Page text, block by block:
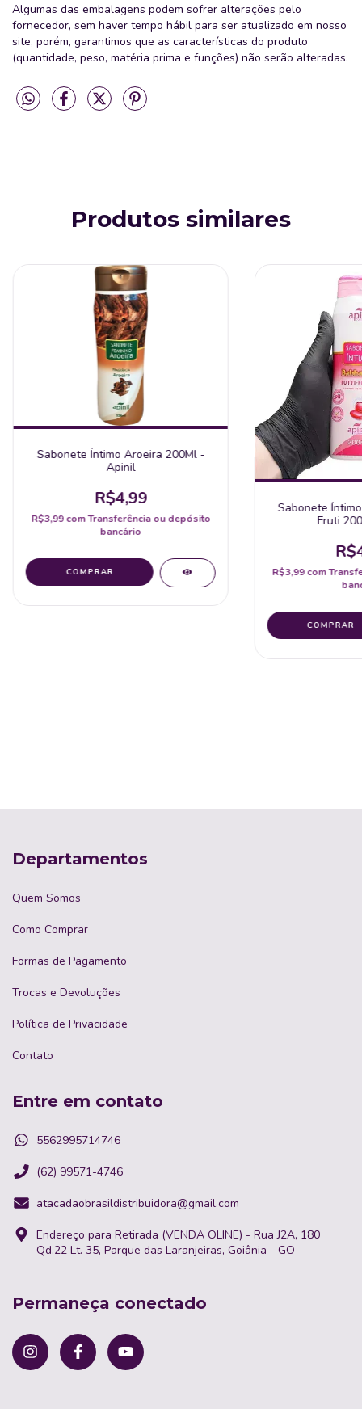
Algumas das embalagens podem sofrer alterações pelo
fornecedor, sem haver tempo hábil para ser atualizado em nosso
site, porém, garantimos que as características do produto
(quantidade, peso, matéria prima e funções) não serão alteradas.
Produtos similares
Sabonete Íntimo Aroeira 200Ml -
Apinil
R$4,99
R$3,99comTransferência ou depósito
bancário
Sabonete
Fruti
R$3,99com
Departamentos
Quem Somos
Como Comprar
Formas de Pagamento
Trocas e Devoluções
Política de Privacidade
Contato
Entre em contato
5562995714746
(62) 99571-4746
atacadaobrasildistribuidora@gmail.com
Endereço para Retirada (VENDA OLINE) - Rua J2A, 180
Qd.22 Lt. 35, Parque das Laranjeiras, Goiânia - GO
Permaneça conectado